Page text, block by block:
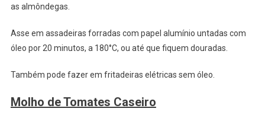
as almôndegas.
Asse em assadeiras forradas com papel alumínio untadas com
óleo por 20 minutos, a 180°C, ou até que fiquem douradas.
Também pode fazer em fritadeiras elétricas sem óleo.
Molho de Tomates Caseiro